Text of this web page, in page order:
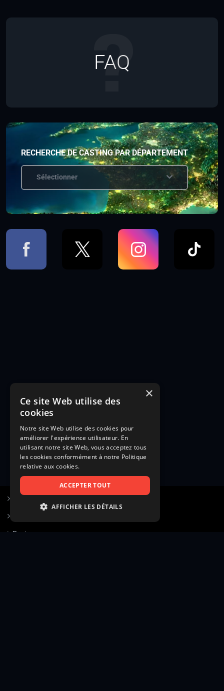
FAQ
RECHERCHE DE CASTING PAR DÉPARTEMENT
Sélectionner
Poster une annonce
×
Ce site Web utilise des
cookies
Notre site Web utilise des cookies pour
améliorer l'expérience utilisateur. En
utilisant notre site Web, vous acceptez tous
les cookies conformément à notre Politique
relative aux cookies.
ACCEPTER TOUT
AFFICHER LES DÉTAILS